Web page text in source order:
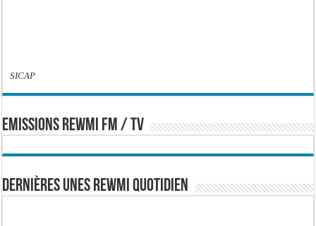
SICAP
EMISSIONS REWMI FM / TV
Dernières Unes Rewmi Quotidien